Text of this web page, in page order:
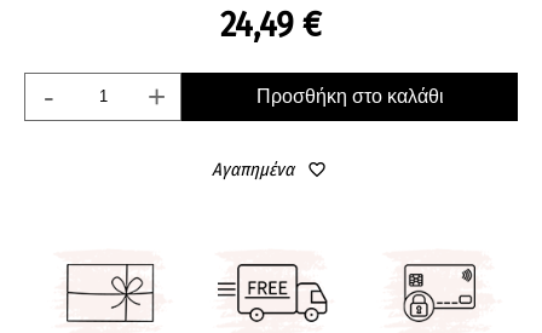
24,49 €
- + Προσθήκη στο καλάθι
Αγαπημένα favorite_border